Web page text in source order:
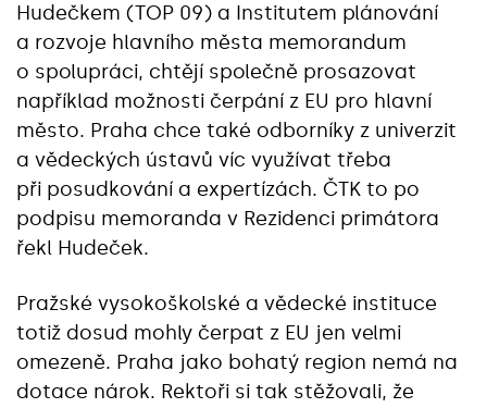
Hudečkem (TOP 09) a Institutem plánování
a rozvoje hlavního města memorandum
o spolupráci, chtějí společně prosazovat
například možnosti čerpání z EU pro hlavní
město. Praha chce také odborníky z univerzit
a vědeckých ústavů víc využívat třeba
při posudkování a expertízách. ČTK to po
podpisu memoranda v Rezidenci primátora
řekl Hudeček.
Pražské vysokoškolské a vědecké instituce
totiž dosud mohly čerpat z EU jen velmi
omezeně. Praha jako bohatý region nemá na
dotace nárok. Rektoři si tak stěžovali, že